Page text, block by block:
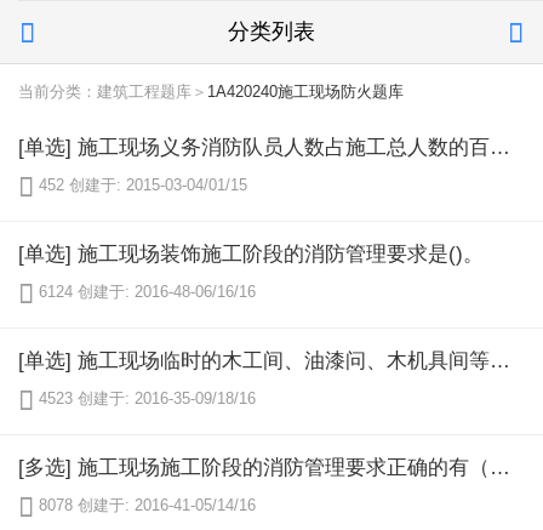
 分类列表 
当前分类：建筑工程题库＞ 1A420240施工现场防火题库
[单选] 施工现场义务消防队员人数占施工总人数的百分比至少不少于()。
 452 创建于: 2015-03-04/01/15
[单选] 施工现场装饰施工阶段的消防管理要求是()。
 6124 创建于: 2016-48-06/16/16
[单选] 施工现场临时的木工间、油漆问、木机具间等，每25㎡配备灭火器至少（）。
 4523 创建于: 2016-35-09/18/16
[多选] 施工现场施工阶段的消防管理要求正确的有（）。
 8078 创建于: 2016-41-05/14/16